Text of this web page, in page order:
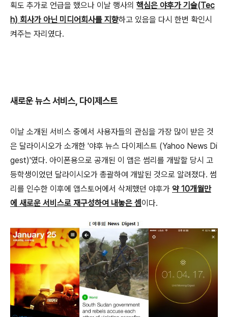
획도 추가로 언급을 했으나 이날 행사의 핵심은 야후가 기술(Tec
h) 회사가 아닌 미디어회사를 지향하고 있음을 다시 한번 확인시
켜주는 자리였다.
새로운 뉴스 서비스, 다이제스트
이날 소개된 서비스 중에서 사용자들의 관심을 가장 많이 받은 것
은 달라이시오가 소개한 '야후 뉴스 다이제스트 (Yahoo News Di
gest)'였다. 아이폰용으로 공개된 이 앱은 썸리를 개발할 당시 고
등학생이었던 달라이시오가 총괄하여 개발된 것으로 알려졌다. 썸
리를 인수한 이후에 앱스토어에서 삭제했던 야후가 약 10개월만
에 새로운 서비스로 재구성하여 내놓은 셈이다.